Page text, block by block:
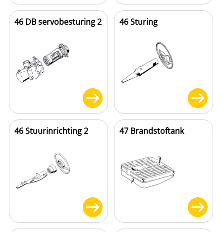
46 DB servobesturing 2 46 Sturing
46 Stuurinrichting 2 47 Brandstoftank